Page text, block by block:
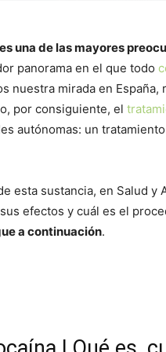
una de las mayores
panorama en el que todo
nuestra mirada en
por consiguiente, el
autónomas: un
esta sustancia, en Salud y
efectos y cuál es el
a continuación.